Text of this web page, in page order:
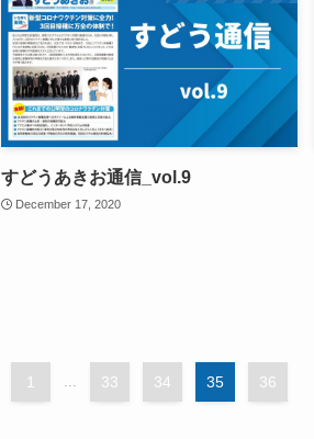
すどうあきお通信_vol.9
December 17, 2020
1 ... 33 34 35 36